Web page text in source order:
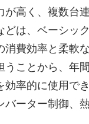
高く、複数台
は、ベーシッ
費効率と柔軟
ことから、年
率的に使用で
ーター制御、